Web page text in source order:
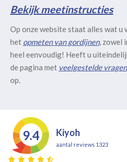
Bekijk meetinstructies
Op onze website staat alles wat u
het opmeten van gordijnen, zowel
heel eenvoudig! Heeft u
de pagina met veelgestelde vragen
op.
9.4 Kiyoh
aantal reviews 1323